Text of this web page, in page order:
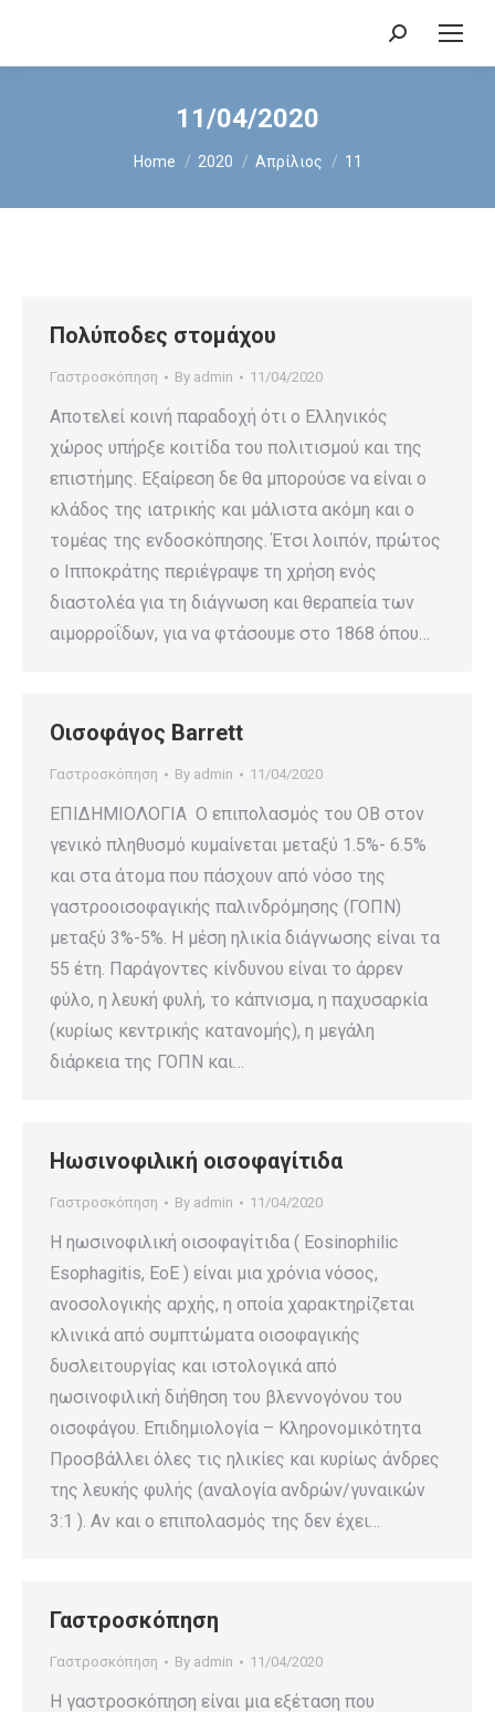
Search:
11/04/2020
You are here:
Home 2020 Απρίλιος 11
Πολύποδες στομάχου
Γαστροσκόπηση By admin 11/04/2020
Αποτελεί κοινή παραδοχή ότι ο Ελληνικός
χώρος υπήρξε κοιτίδα του πολιτισμού και της
επιστήμης. Εξαίρεση δε θα μπορούσε να είναι ο
κλάδος της ιατρικής και μάλιστα ακόμη και ο
τομέας της ενδοσκόπησης. Έτσι λοιπόν, πρώτος
ο Ιπποκράτης περιέγραψε τη χρήση ενός
διαστολέα για τη διάγνωση και θεραπεία των
αιμορροΐδων, για να φτάσουμε στο 1868 όπου…
Οισοφάγος Barrett
Γαστροσκόπηση By admin 11/04/2020
ΕΠΙΔΗΜΙOΛΟΓΙΑ Ο επιπολασμός του OB στον
γενικό πληθυσμό κυμαίνεται μεταξύ 1.5%- 6.5%
και στα άτομα που πάσχουν από νόσο της
γαστροοισοφαγικής παλινδρόμησης (ΓΟΠΝ)
μεταξύ 3%-5%. Η μέση ηλικία διάγνωσης είναι τα
55 έτη. Παράγοντες κίνδυνου είναι το άρρεν
φύλο, η λευκή φυλή, το κάπνισμα, η παχυσαρκία
(κυρίως κεντρικής κατανομής), η μεγάλη
διάρκεια της ΓΟΠΝ και…
Ηωσινοφιλική οισοφαγίτιδα
Γαστροσκόπηση By admin 11/04/2020
Η ηωσινοφιλική οισοφαγίτιδα ( Eosinophilic
Esophagitis, EoE ) είναι μια χρόνια νόσος,
ανοσολογικής αρχής, η οποία χαρακτηρίζεται
κλινικά από συμπτώματα οισοφαγικής
δυσλειτουργίας και ιστολογικά από
ηωσινοφιλική διήθηση του βλεννογόνου του
οισοφάγου. Επιδημιολογία – Κληρονομικότητα
Προσβάλλει όλες τις ηλικίες και κυρίως άνδρες
της λευκής φυλής (αναλογία ανδρών/γυναικών
3:1 ). Αν και ο επιπολασμός της δεν έχει…
Γαστροσκόπηση
Γαστροσκόπηση By admin 11/04/2020
Η γαστροσκόπηση είναι μια εξέταση που